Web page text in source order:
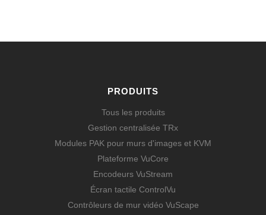
PRODUITS
Tous les produits
Gestion centralisée TRx
Modules PAK pour murs d'images et KVM
Plateforme VuCore
Encodeurs VuStream
Écran tactile ControlVu
Contrôleurs de mur vidéo VuScape